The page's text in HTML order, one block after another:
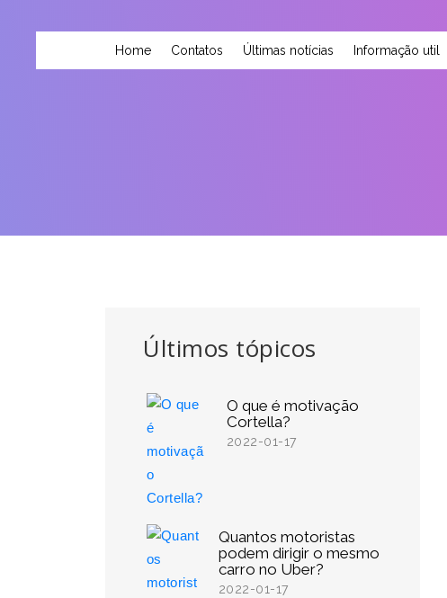
Home Contatos Últimas notícias Informação util
Últimos tópicos
O que é motivação
Cortella?
2022-01-17
Quantos motoristas
podem dirigir o mesmo
carro no Uber?
2022-01-17